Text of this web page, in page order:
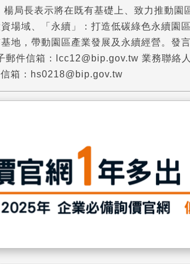
局長表示將在既有基礎上、致力推動
場域、「永續」：打造低碳綠色永續園
地，帶動園區產業發展及永續經營。
郵件信箱：lcc12@bip.gov.tw 業務聯
箱：hs0218@bip.gov.tw